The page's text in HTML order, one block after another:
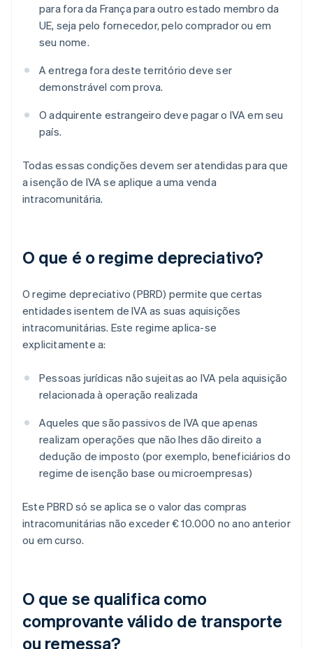
para fora da França para outro estado membro da
UE, seja pelo fornecedor, pelo comprador ou em
seu nome.
A entrega fora deste território deve ser
demonstrável com prova.
O adquirente estrangeiro deve pagar o IVA em seu
país.
Todas essas condições devem ser atendidas para que
a isenção de IVA se aplique a uma venda
intracomunitária.
O que é o regime depreciativo?
O regime depreciativo (PBRD) permite que certas
entidades isentem de IVA as suas aquisições
intracomunitárias. Este regime aplica-se
explicitamente a:
Pessoas jurídicas não sujeitas ao IVA pela aquisição
relacionada à operação realizada
Aqueles que são passivos de IVA que apenas
realizam operações que não lhes dão direito a
dedução de imposto (por exemplo, beneficiários do
regime de isenção base ou microempresas)
Este PBRD só se aplica se o valor das compras
intracomunitárias não exceder € 10.000 no ano anterior
ou em curso.
O que se qualifica como
comprovante válido de transporte
ou remessa?